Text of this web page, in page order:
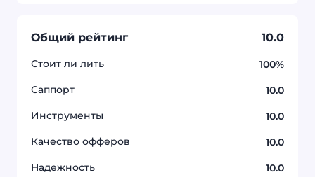
Общий рейтинг 10.0
Стоит ли лить 100%
Саппорт 10.0
Инструменты 10.0
Качество офферов 10.0
Надежность 10.0